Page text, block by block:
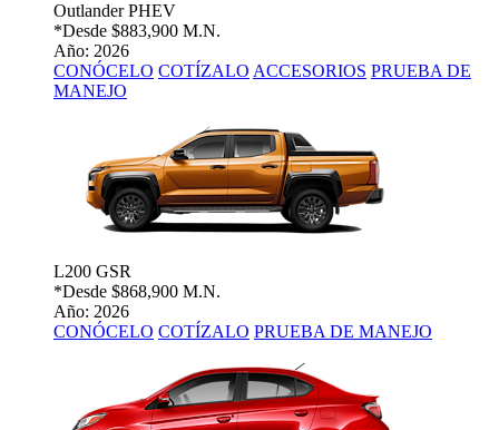
Outlander PHEV
*Desde $883,900 M.N.
Año: 2026
CONÓCELO COTÍZALO ACCESORIOS PRUEBA DE
MANEJO
L200 GSR
*Desde $868,900 M.N.
Año: 2026
CONÓCELO COTÍZALO PRUEBA DE MANEJO